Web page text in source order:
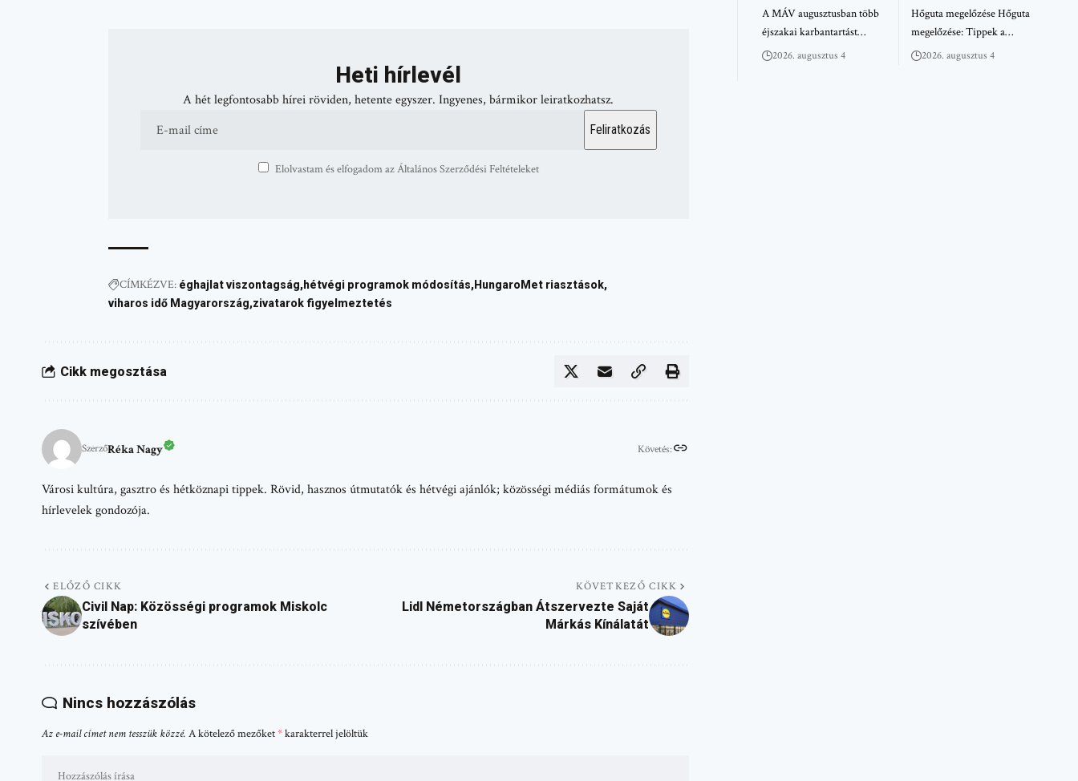
Heti hírlevél
A hét legfontosabb hírei röviden, hetente egyszer. Ingyenes, bármikor leiratkozhatsz.
Elolvastam és elfogadom az Általános Szerződési Feltételeket
CÍMKÉZVE: éghajlat viszontagság hétvégi programok módosítás HungaroMet riasztások
viharos idő Magyarország zivatarok figyelmeztetés
Cikk megosztása
SzerzőRéka Nagy Követés:
Városi kultúra, gasztro és hétköznapi tippek. Rövid, hasznos útmutatók és hétvégi ajánlók; közösségi médiás formátumok és
hírlevelek gondozója.
ELŐZŐ CIKK
Civil Nap: Közösségi programok Miskolc
szívében
KÖVETKEZŐ CIKK
Lidl Németországban Átszervezte Saját
Márkás Kínálatát
Nincs hozzászólás
Az e-mail címet nem tesszük közzé. A kötelező mezőket*karakterrel jelöltük
A MÁV augusztusban több
éjszakai karbantartást…
2026. augusztus 4
Hőguta megelőzése Hőguta
megelőzése: Tippek a…
2026. augusztus 4